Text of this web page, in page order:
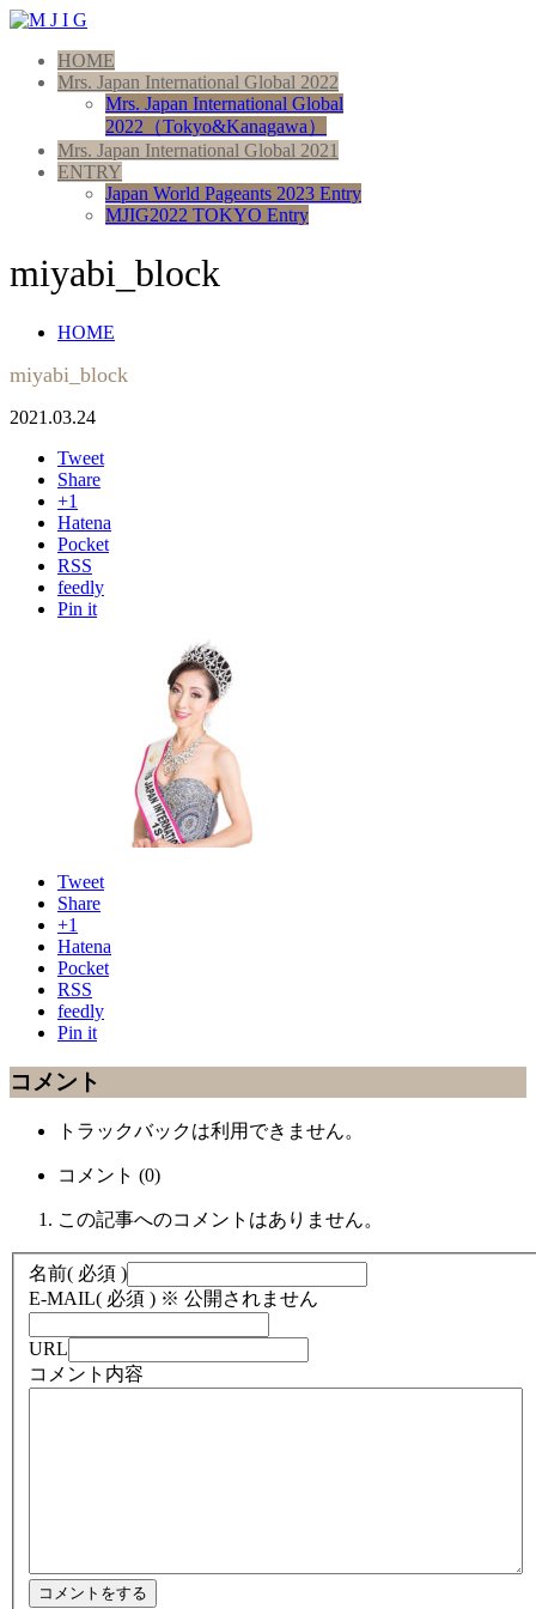
HOME
Mrs. Japan International Global 2022
Mrs. Japan International Global
2022（Tokyo&Kanagawa）
Mrs. Japan International Global 2021
ENTRY
Japan World Pageants 2023 Entry
MJIG2022 TOKYO Entry
miyabi_block
HOME
miyabi_block
2021.03.24
Tweet
Share
+1
Hatena
Pocket
RSS
feedly
Pin it
Tweet
Share
+1
Hatena
Pocket
RSS
feedly
Pin it
コメント
トラックバックは利用できません。
コメント (0)
この記事へのコメントはありません。
名前( 必須 )
E-MAIL( 必須 ) ※ 公開されません
URL
コメント内容